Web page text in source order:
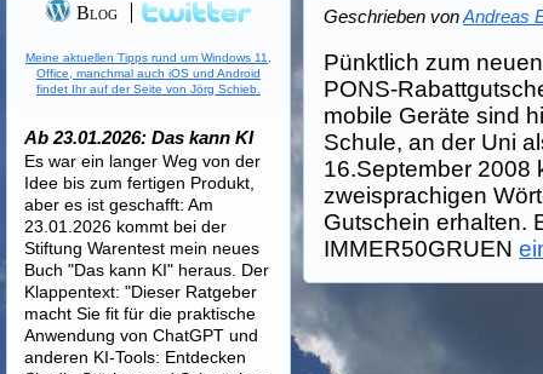
Geschrieben vonAndreas
Pünktlich zum
PONS-
mobile Geräte sind
Schule, an der Uni
16.September 2008
zweisprachigen
Gutschein erhalten.
IMMER50GRUEN
Blog
Meine aktuellen Tipps rund um Windows 11,
Office, manchmal auch iOS und Android
findet Ihr auf der Seite von Jörg Schieb.
Ab 23.01.2026: Das kann KI
Es war ein langer Weg von der
Idee bis zum fertigen Produkt,
aber es ist geschafft: Am
23.01.2026 kommt bei der
Stiftung Warentest mein neues
Buch "Das kann KI" heraus. Der
Klappentext: "Dieser Ratgeber
macht Sie fit für die praktische
Anwendung von ChatGPT und
anderen KI-Tools: Entdecken